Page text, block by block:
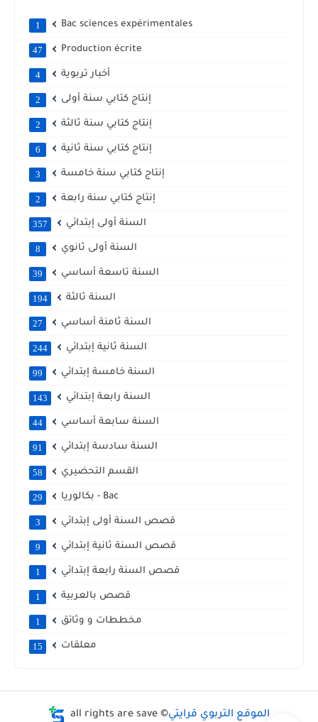
Bac sciences expérimentales
1
Production écrite
47
أخبار تربوية 4
إنتاج كتابي سنة أولى 2
إنتاج كتابي سنة ثالثة 2
إنتاج كتابي سنة ثانية 6
إنتاج كتابي سنة خامسة 3
إنتاج كتابي سنة رابعة 2
السنة أولى إبتدائي 357
السنة أولى ثانوي 8
السنة تاسعة أساسي 39
السنة ثالثة 194
السنة ثامنة أساسي 27
السنة ثانية إبتدائي 244
السنة خامسة إبتدائي 99
السنة رابعة إبتدائي 143
السنة سابعة أساسي 44
السنة سادسة إبتدائي 91
القسم التحضيري 58
بكالوريا - Bac 29
قصص السنة أولى إبتدائي 3
قصص السنة ثانية إبتدائي 9
قصص السنة رابعة إبتدائي 1
قصص بالعربية 1
مخططات و وثائق 1
معلقات 15
all rights are save ©الموقع التربوي قرايتي